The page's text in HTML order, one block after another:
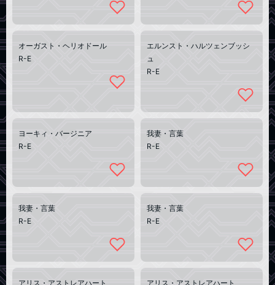
オーガスト・ヘリオドール
R-E
エルンスト・ハルツェンブッシ
ュ
R-E
ヨーキィ・バージニア
R-E
我妻・言葉
R-E
我妻・言葉
R-E
我妻・言葉
R-E